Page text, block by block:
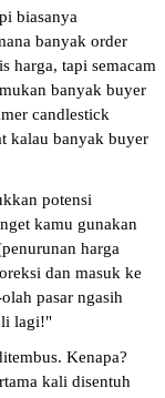
biasanya
banyak order
harga, tapi semacam
banyak buyer
candlestick
kalau banyak buyer
potensi
kamu gunakan
harga
dan masuk ke
pasar ngasih
lagi!"
Kenapa?
kali disentuh